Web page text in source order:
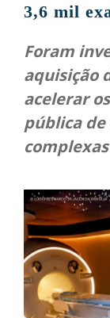
3,6 mil
Foram
aquisição
acelerar
pública de